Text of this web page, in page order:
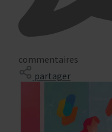
commentaires
partager